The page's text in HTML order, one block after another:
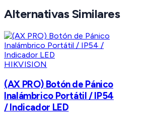
Alternativas Similares
HIKVISION
(AX PRO) Botón de Pánico
Inalámbrico Portátil / IP54
/ Indicador LED